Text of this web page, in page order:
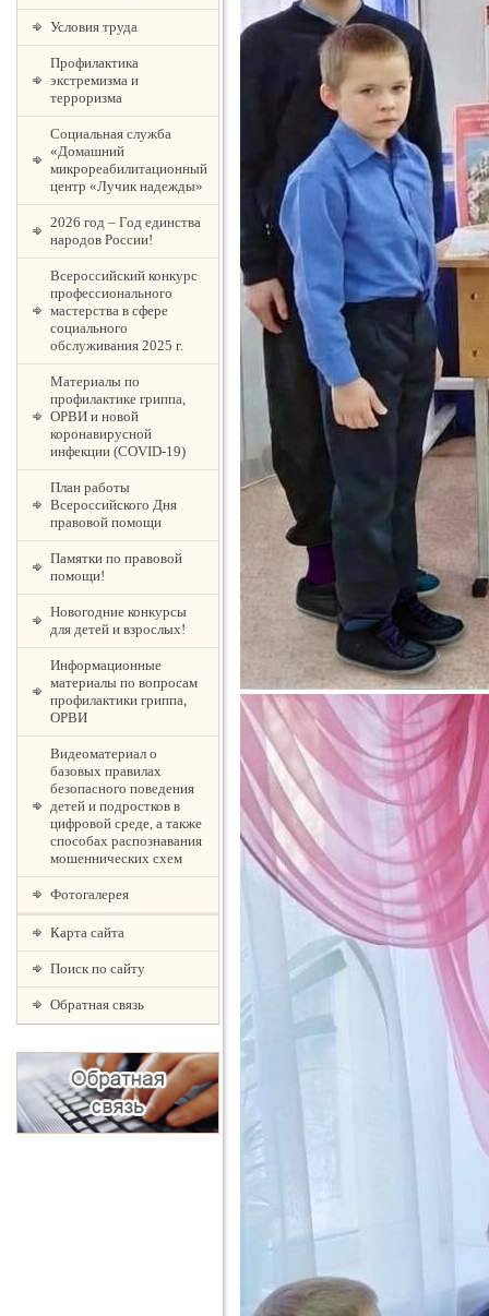
Условия труда
Профилактика
экстремизма и
терроризма
Социальная служба
«Домашний
микрореабилитационный
центр «Лучик надежды»
2026 год – Год единства
народов России!
Всероссийский конкурс
профессионального
мастерства в сфере
социального
обслуживания 2025 г.
Материалы по
профилактике гриппа,
ОРВИ и новой
коронавирусной
инфекции (COVID-19)
План работы
Всероссийского Дня
правовой помощи
Памятки по правовой
помощи!
Новогодние конкурсы
для детей и взрослых!
Информационные
материалы по вопросам
профилактики гриппа,
ОРВИ
Видеоматериал о
базовых правилах
безопасного поведения
детей и подростков в
цифровой среде, а также
способах распознавания
мошеннических схем
Фотогалерея
Карта сайта
Поиск по сайту
Обратная связь